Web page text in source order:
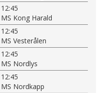
12:45
MS Kong Harald
12:45
MS Vesterålen
12:45
MS Nordlys
12:45
MS Nordkapp